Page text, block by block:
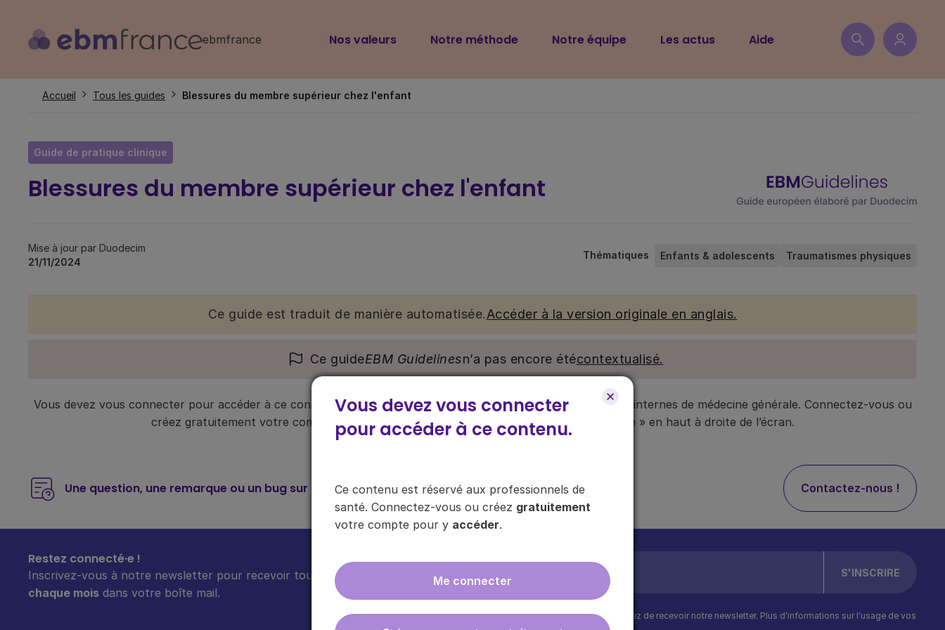
contenu
ebmfrance
Navigation
Nos valeurs Notre méthode Notre équipe Les actus Aide
Vous devez vous connecter
pour accéder à ce contenu.
Ce contenu est réservé aux professionnels de
santé. Connectez-vous ou créez gratuitement
votre compte pour y accéder.
Me connecter
Fil
Accueil Tous les guides Blessures du membre supérieur chez l'enfant
Guide de pratique clinique
Blessures du membre supérieur chez l'enfant
Mise à jour par Duodecim
21/11/2024
Thématiques Enfants & adolescents Traumatismes physiques
Ce guide est traduit de manière automatisée.Accéder à la version originale en anglais.
Ce guideEBM Guidelinesn’a pas encore étécontextualisé.
Vous devez vous connecter pour accéder à ce contenu. Ce contenu est réservé aux médecins généralistes et internes de médecine générale. Connectez-vous ou
créez gratuitement votre compte pour y accéder, via le bouton « Se connecter/s’inscrire » en haut à droite de l’écran.
Une question, une remarque ou un bug sur ce contenu ? Contactez-nous !
Restez connecté·e !
Inscrivez-vous à notre newsletter pour recevoir toutes les infos sur nos guides
chaque mois dans votre boîte mail.
En cliquant sur "s'inscrire", vous acceptez de recevoir notre newsletter. Plus d'informations sur l'usage de vos
donnéesici .